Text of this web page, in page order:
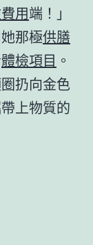
用端！」
那極供膳
體檢項目 。
扔向金色
上物質的